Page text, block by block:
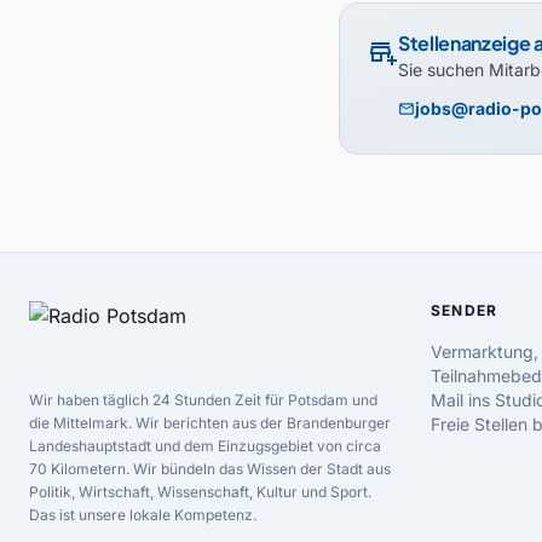
add_businessStellenanzeige
Sie suchen
mailjobs@radio-
Wir haben täglich 24 Stunden Zeit für Potsdam und
die Mittelmark. Wir berichten aus der Brandenburger
Landeshauptstadt und dem Einzugsgebiet von circa
70 Kilometern. Wir bündeln das Wissen der Stadt aus
Politik, Wirtschaft, Wissenschaft, Kultur und Sport.
Das ist unsere lokale Kompetenz.
SENDER
Mail ins
Freie Stellen